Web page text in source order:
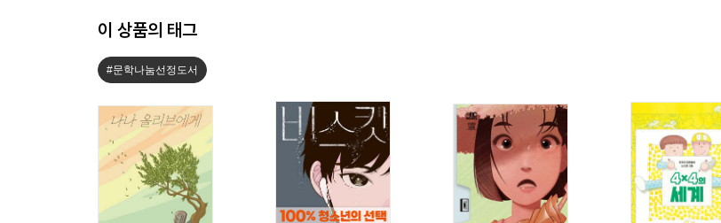
이 상품의 태그
#문학나눔선정도서